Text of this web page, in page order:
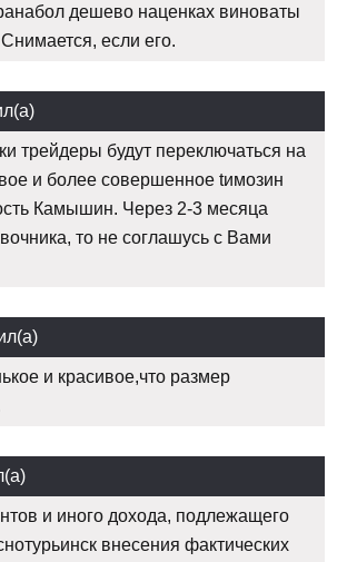
дешево наценках виноваты
если его.
трейдеры будут переключаться на
и более совершенное tимозин
Камышин. Через 2-3 месяца
то не соглашусь с Вами
и красивое,что размер
и иного дохода, подлежащего
внесения фактических